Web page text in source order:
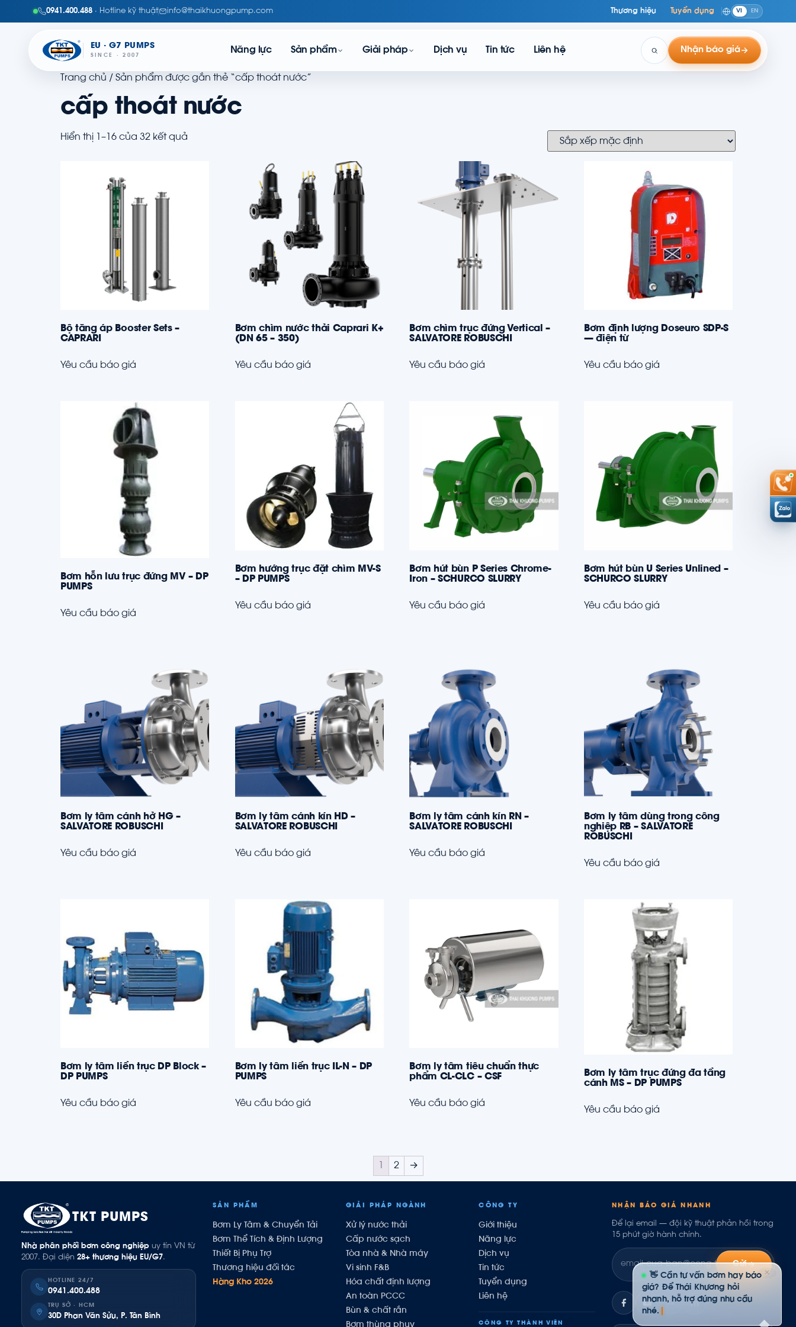
0941.400.488 · Hotline kỹ thuật info@thaikhuongpump.com Thương hiệu Tuyển dụng VI EN
EU · G7 PUMPS
SINCE · 2007
Năng lực Sản phẩm Giải pháp Dịch vụ Tin tức Liên hệ Nhận báo giá
Trang chủ / Sản phẩm được gắn thẻ “cấp thoát nước”
cấp thoát nước
Hiển thị 1–16 của 32 kết quả
Bộ tăng áp Booster Sets –
CAPRARI
Yêu cầu báo giá
Bơm chìm nước thải Caprari K+
(DN 65 – 350)
Yêu cầu báo giá
Bơm chìm trục đứng Vertical –
SALVATORE ROBUSCHI
Yêu cầu báo giá
Bơm định lượng Doseuro SDP-S
— điện từ
Yêu cầu báo giá
Bơm hỗn lưu trục đứng MV – DP
PUMPS
Yêu cầu báo giá
Bơm hướng trục đặt chìm MV-S
– DP PUMPS
Yêu cầu báo giá
Bơm hút bùn P Series Chrome-
Iron – SCHURCO SLURRY
Yêu cầu báo giá
Bơm hút bùn U Series Unlined –
SCHURCO SLURRY
Yêu cầu báo giá
Bơm ly tâm cánh hở HG –
SALVATORE ROBUSCHI
Yêu cầu báo giá
Bơm ly tâm cánh kín HD –
SALVATORE ROBUSCHI
Yêu cầu báo giá
Bơm ly tâm cánh kín RN –
SALVATORE ROBUSCHI
Yêu cầu báo giá
Bơm ly tâm dùng trong công
nghiệp RB – SALVATORE
ROBUSCHI
Yêu cầu báo giá
Bơm ly tâm liền trục DP Block –
DP PUMPS
Yêu cầu báo giá
Bơm ly tâm liền trục IL-N – DP
PUMPS
Yêu cầu báo giá
Bơm ly tâm tiêu chuẩn thực
phẩm CL-CLC – CSF
Yêu cầu báo giá
Bơm ly tâm trục đứng đa tầng
cánh MS – DP PUMPS
Yêu cầu báo giá
1 2 →
TKT PUMPS
Nhà phân phối bơm công nghiệp uy tín VN từ
2007. Đại diện 28+ thương hiệu EU/G7.
HOTLINE 24/7
0941.400.488
TRỤ SỞ · HCM
30D Phan Văn Sửu, P. Tân Bình
SẢN PHẨM
Bơm Ly Tâm & Chuyển Tải
Bơm Thể Tích & Định Lượng
Thiết Bị Phụ Trợ
Thương hiệu đối tác
Hàng Kho 2026
GIẢI PHÁP NGÀNH
Xử lý nước thải
Cấp nước sạch
Tòa nhà & Nhà máy
Vi sinh F&B
Hóa chất định lượng
An toàn PCCC
Bùn & chất rắn
CÔNG TY
Giới thiệu
Năng lực
Dịch vụ
Tin tức
Tuyển dụng
Liên hệ
CÔNG TY THÀNH VIÊN
NHẬN BÁO GIÁ NHANH
Để lại email — đội kỹ thuật phản hồi trong
15 phút giờ hành chính.
Gửi
ZL
✕
👋 Cần tư vấn bơm hay báo
giá? Để Thái Khương hỏi
nhanh, hỗ trợ đúng nhu cầu
nhé.